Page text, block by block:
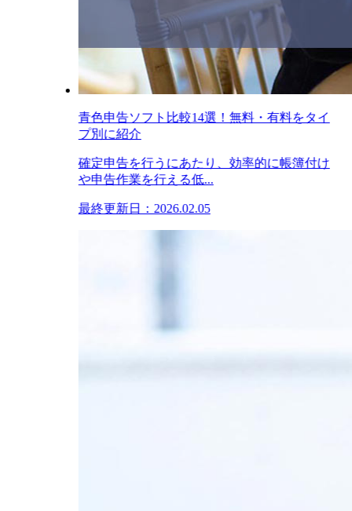
青色申告ソフト比較14選！無料・有料をタイ
プ別に紹介
確定申告を行うにあたり、効率的に帳簿付け
や申告作業を行える低...
最終更新日：2026.02.05